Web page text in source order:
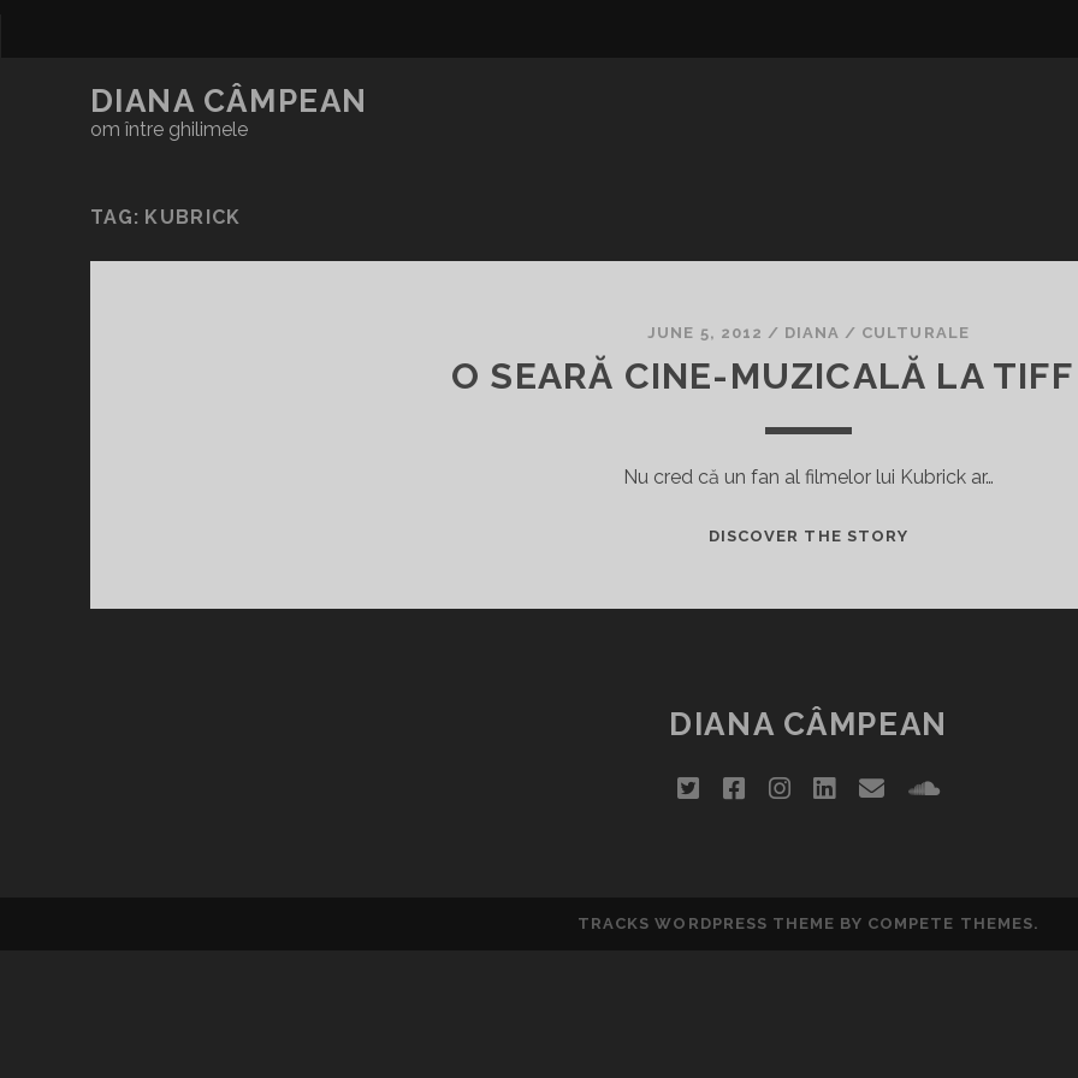
DIANA CÂMPEAN
om între ghilimele
TAG: KUBRICK
JUNE 5, 2012 / DIANA / CULTURALE
O SEARĂ CINE-MUZICALĂ LA
Nu cred că un fan al filmelor lui Kubrick ar…
DISCOVER THE STORYO
DIANA CÂMPEAN
twitterfacebookinstagram
linkedin
emailsoundcloud
TRACKS WORDPRESS THEME BY COMPETE THEMES.